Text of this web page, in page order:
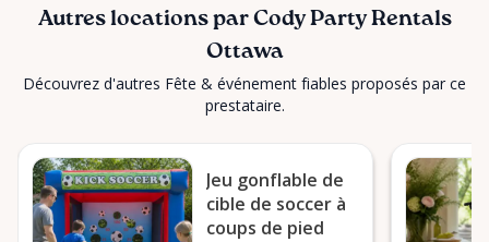
Autres locations par Cody Party Rentals
Ottawa
Découvrez d'autres Fête & événement fiables proposés par ce
prestataire.
Jeu gonflable de
cible de soccer à
coups de pied